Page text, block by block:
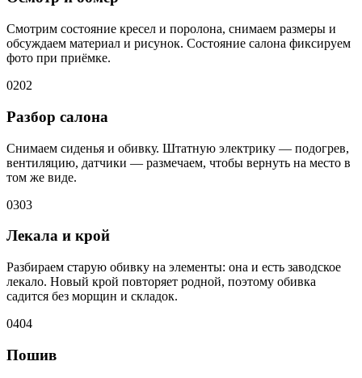
Смотрим состояние кресел и поролона, снимаем размеры и
обсуждаем материал и рисунок. Состояние салона фиксируем
фото при приёмке.
0202
Разбор салона
Снимаем сиденья и обивку. Штатную электрику — подогрев,
вентиляцию, датчики — размечаем, чтобы вернуть на место в
том же виде.
0303
Лекала и крой
Разбираем старую обивку на элементы: она и есть заводское
лекало. Новый крой повторяет родной, поэтому обивка
садится без морщин и складок.
0404
Пошив